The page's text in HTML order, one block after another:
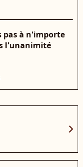
pas à n'importe
l'unanimité
chevron_right